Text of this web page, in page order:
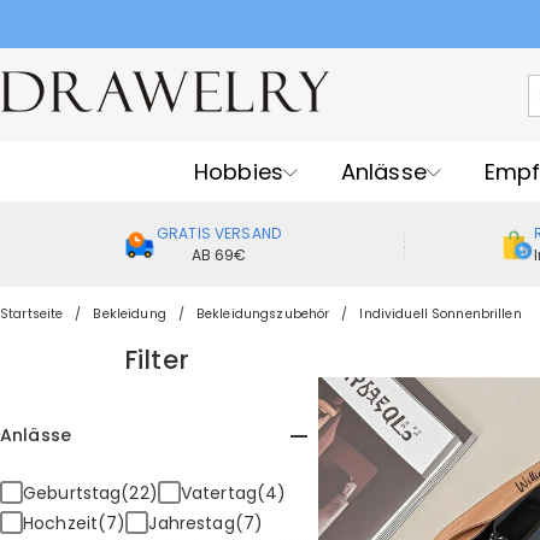
Hobbies Anlässe
GRATIS VERSAND
AB 69€
Startseite Bekleidung Bekleidungszubehör Individuell Sonnenbrillen
Filter
Anlässe
Geburtstag(22)
Vatertag(4)
Hochzeit(7)
Jahrestag(7)